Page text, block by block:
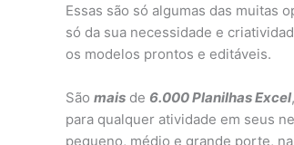
Essas são só algumas das muitas
só da sua necessidade e
os modelos prontos e editáveis.
São mais de 6.000 Planilhas Excel
para qualquer atividade em seus
pequeno, médio e grande porte,